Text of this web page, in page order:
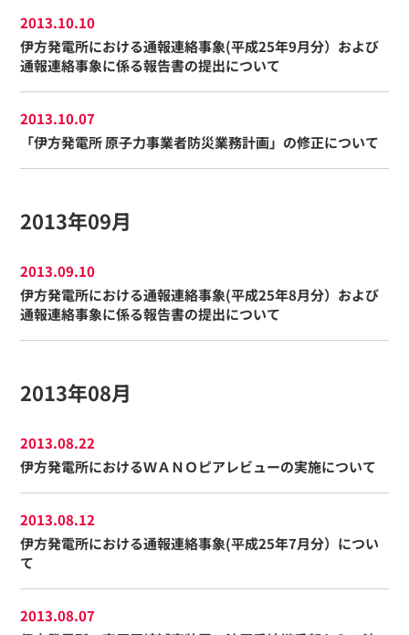
2013.10.10
伊方発電所における通報連絡事象(平成25年9月分）および
通報連絡事象に係る報告書の提出について
2013.10.07
「伊方発電所 原子力事業者防災業務計画」の修正について
2013年09月
2013.09.10
伊方発電所における通報連絡事象(平成25年8月分）および
通報連絡事象に係る報告書の提出について
2013年08月
2013.08.22
伊方発電所におけるＷＡＮＯピアレビューの実施について
2013.08.12
伊方発電所における通報連絡事象(平成25年7月分）につい
て
2013.08.07